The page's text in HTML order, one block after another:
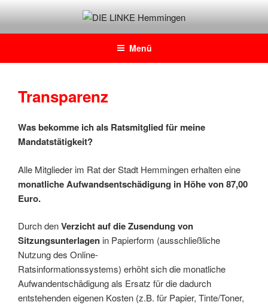
springenDIE LINKE Hemmingen
Daniel Josten, DIE LINKE im Rat der Stadt Hemmingen
Menü
Transparenz
Was bekomme ich als Ratsmitglied für meine
Mandatstätigkeit?
Alle Mitglieder im Rat der Stadt Hemmingen erhalten eine
monatliche Aufwandsentschädigung in Höhe von 87,00
Euro.
Durch denVerzicht auf die Zusendung von
Sitzungsunterlagen in Papierform (ausschließliche
Nutzung des Online-
Ratsinformationssystems) erhöht sich die monatliche
Aufwandentschädigung als Ersatz für die dadurch
entstehenden eigenen Kosten (z.B. für Papier, Tinte/Toner,